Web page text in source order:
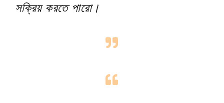
সক্রিয় করতে পারো।